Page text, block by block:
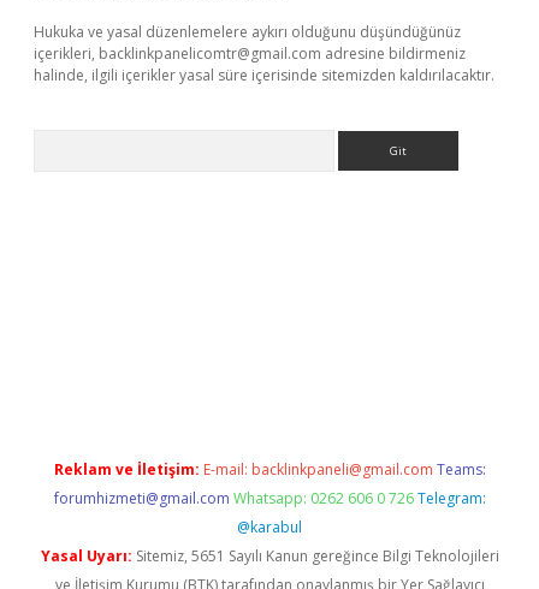
Hukuka ve yasal düzenlemelere aykırı olduğunu düşündüğünüz
içerikleri, backlinkpanelicomtr@gmail.com adresine bildirmeniz
halinde, ilgili içerikler yasal süre içerisinde sitemizden kaldırılacaktır.
Reklam ve İletişim: E-mail: backlinkpaneli@gmail.com Teams:
forumhizmeti@gmail.com Whatsapp: 0262 606 0 726 Telegram:
@karabul
Yasal Uyarı: Sitemiz, 5651 Sayılı Kanun gereğince Bilgi Teknolojileri
ve İletişim Kurumu (BTK) tarafından onaylanmış bir Yer Sağlayıcı